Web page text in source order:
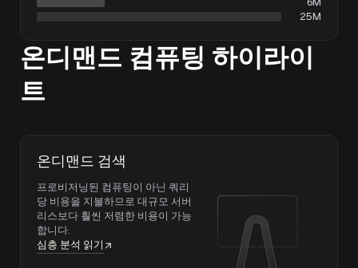
25M
온디맨드 컴퓨팅 하이라이
트
온디맨드 검색
프로비저닝된 컴퓨팅이 아닌 쿼리
당 비용을 지불하므로 대규모 서버
리스보다 훨씬 저렴한 비용이 가능
합니다.
심층 분석 읽기